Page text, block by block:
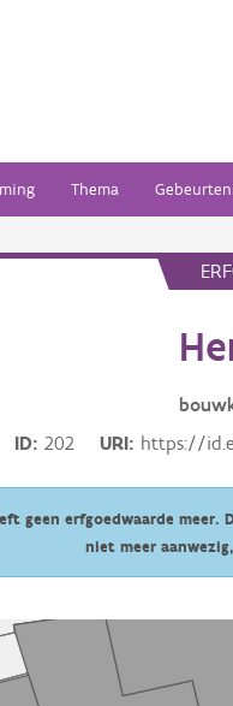
Thema
ID
202 URI https://
geen erfgoedwaarde meer.
niet meer